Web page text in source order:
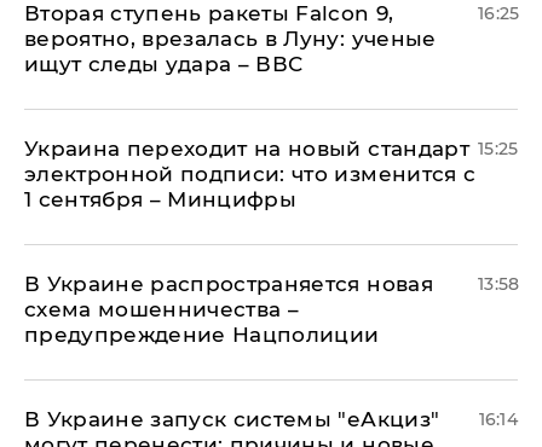
Вторая ступень ракеты Falcon 9,
вероятно, врезалась в Луну: ученые
ищут следы удара – ВВС
16:25
Украина переходит на новый стандарт
электронной подписи: что изменится с
1 сентября – Минцифры
15:25
В Украине распространяется новая
схема мошенничества –
предупреждение Нацполиции
13:58
В Украине запуск системы "еАкциз"
16:14